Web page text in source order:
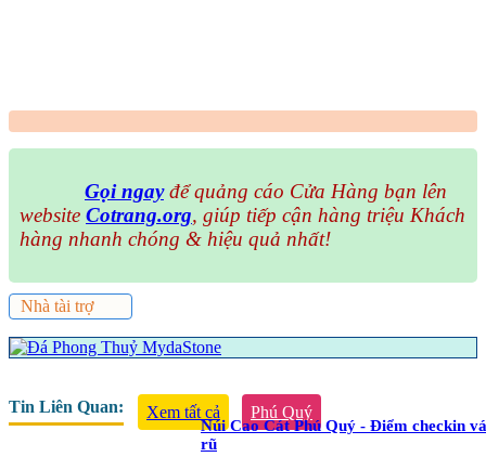
Gọi ngayđể quảng cáo Cửa Hàng bạn lên
website Cotrang.org, giúp tiếp cận hàng triệu Khách
hàng nhanh chóng & hiệu quả nhất!
Nhà tài trợ
Tin Liên Quan: Xem tất cả Phú Quý
Núi Cao Cát Phú Quý - Điểm checkin
rũ